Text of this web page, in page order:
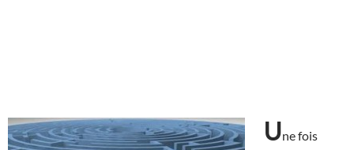
Une fois